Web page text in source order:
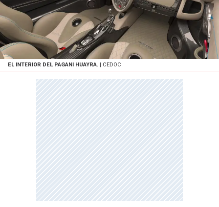
EL INTERIOR DEL PAGANI HUAYRA. | CEDOC